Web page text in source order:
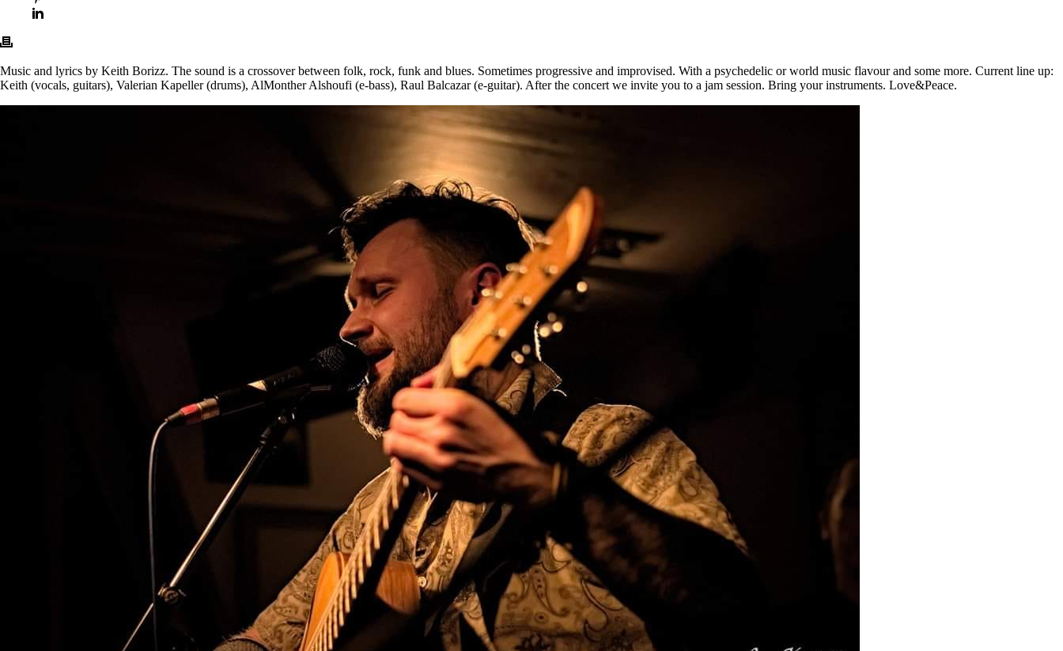
Music and lyrics by Keith Borizz. The sound is a crossover between folk, rock, funk and blues. Sometimes progressive and improvised. With a psychedelic or world music flavour and some more. Current line up:
Keith (vocals, guitars), Valerian Kapeller (drums), AlMonther Alshoufi (e-bass), Raul Balcazar (e-guitar). After the concert we invite you to a jam session. Bring your instruments. Love&Peace.